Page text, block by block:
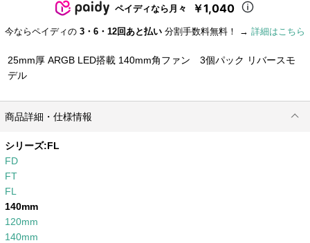
ペイディなら月々 ￥1,040
今ならペイディの 3・6・12回あと払い 分割手数料無料！ → 詳細はこちら
25mm厚 ARGB LED搭載 140mm角ファン 3個パック リバースモ
デル
商品詳細・仕様情報
シリーズ:FL
FD
FT
FL
140mm
120mm
140mm